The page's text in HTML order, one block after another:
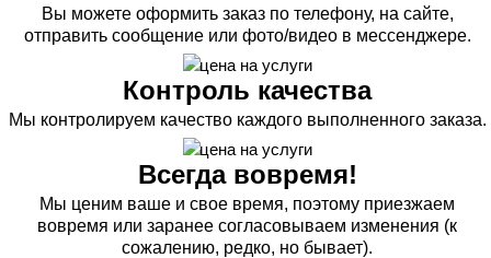
Вы можете оформить заказ по телефону, на сайте,
отправить сообщение или фото/видео в мессенджере.
Контроль качества
Мы контролируем качество каждого выполненного заказа.
Всегда вовремя!
Мы ценим ваше и свое время, поэтому приезжаем
вовремя или заранее согласовываем изменения (к
сожалению, редко, но бывает).